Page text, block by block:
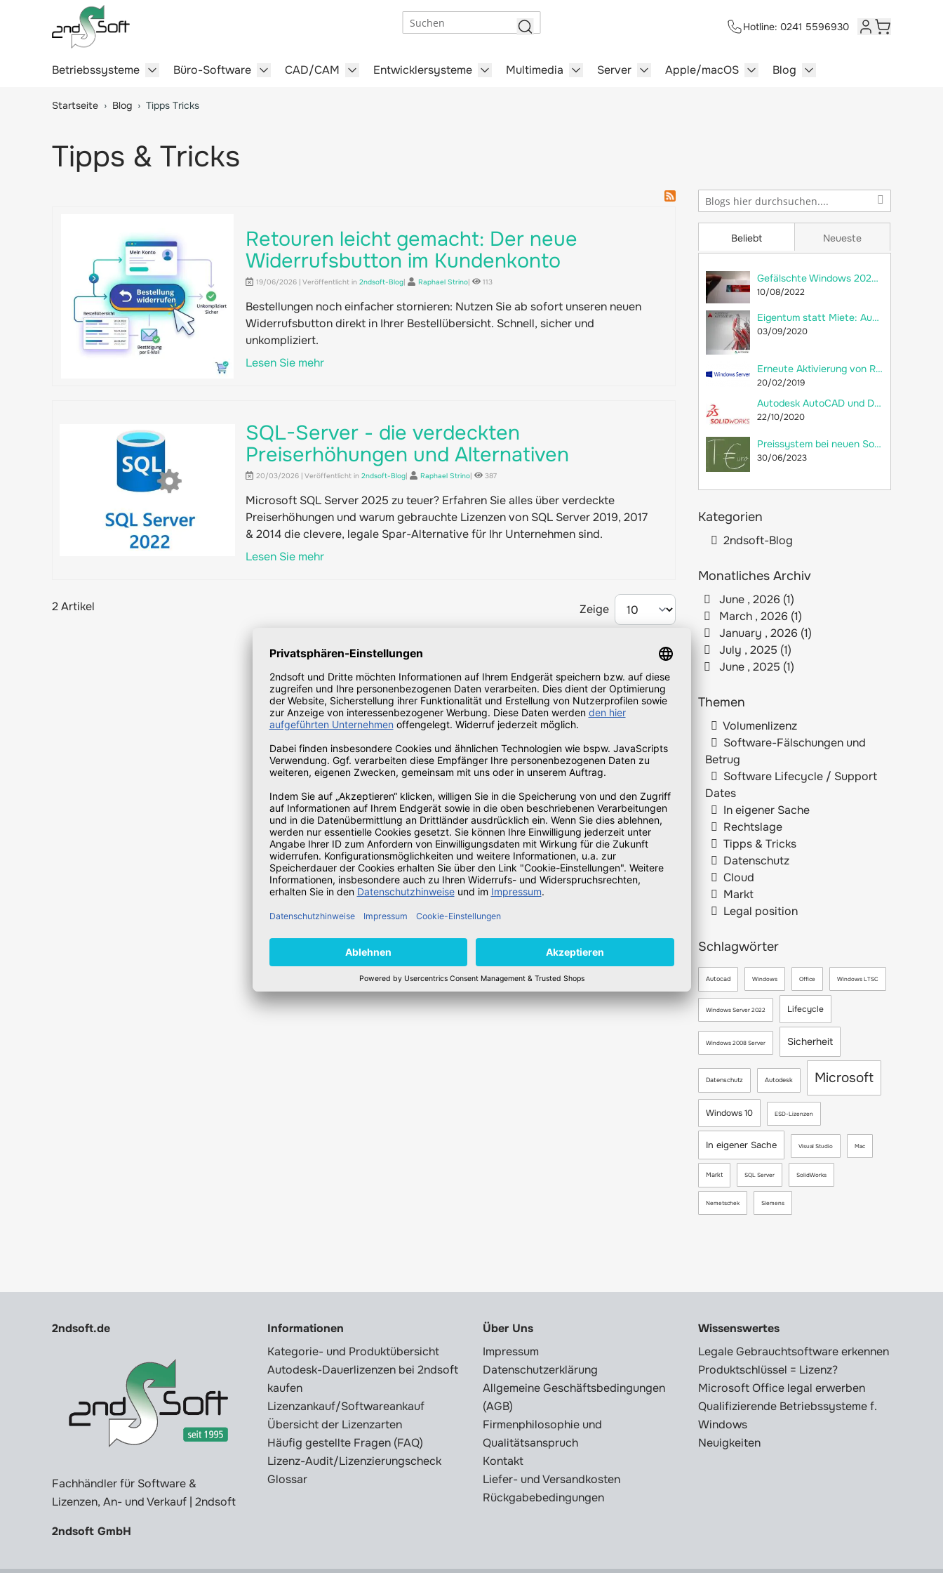
Betriebssysteme
Büro-Software
CAD/CAM
Entwicklersysteme
Multimedia
Server
Apple/macOS
Blog
Hotline: 0241 5596930 Kundenkonto
Warenkorb
Startseite › Blog › Tipps Tricks
Tipps & Tricks
Beliebt
Gefälschte Windows 2022 Server im Umlauf
10/08/2022
Eigentum statt Miete: Autodesk AutoCAD LT 2018 jetzt als Dauerlizenz bei 2ndsoft kaufen!
03/09/2020
Erneute Aktivierung von RDS-CALs und Neuerstellung der Remotedesktop-Lizenzdatenbank
20/02/2019
Autodesk AutoCAD und Dassault Systèmes SolidWorks: Welche Unterschiede gibt es?
22/10/2020
Preissystem bei neuen SolidWorks-Lizenzen: versteckte Preiserhöhung
30/06/2023
Neueste
Kategorien
2ndsoft-Blog
Monatliches Archiv
June , 2026 (1)
March , 2026 (1)
January , 2026 (1)
July , 2025 (1)
June , 2025 (1)
Themen
Volumenlizenz
Software-Fälschungen und
Betrug
Software Lifecycle / Support
Dates
In eigener Sache
Rechtslage
Tipps & Tricks
Datenschutz
Cloud
Markt
Legal position
Schlagwörter
Autocad Windows Office Windows LTSC
Windows Server 2022 Lifecycle
Windows 2008 Server Sicherheit
Datenschutz Autodesk Microsoft
Windows 10 ESD-Lizenzen
In eigener Sache Visual Studio Mac
Markt SQL Server SolidWorks
Nemetschek Siemens
Retouren leicht gemacht: Der neue
Widerrufsbutton im Kundenkonto
19/06/2026 | Veröffentlicht in 2ndsoft-Blog| Raphael Strino| 113
Bestellungen noch einfacher stornieren: Nutzen Sie ab sofort unseren neuen
Widerrufsbutton direkt in Ihrer Bestellübersicht. Schnell, sicher und
unkompliziert.
Lesen Sie mehr
SQL-Server - die verdeckten
Preiserhöhungen und Alternativen
20/03/2026 | Veröffentlicht in 2ndsoft-Blog| Raphael Strino| 387
Microsoft SQL Server 2025 zu teuer? Erfahren Sie alles über verdeckte
Preiserhöhungen und warum gebrauchte Lizenzen von SQL Server 2019, 2017
& 2014 die clevere, legale Spar-Alternative für Ihr Unternehmen sind.
Lesen Sie mehr
2 Artikel Zeige
2ndsoft.de
Fachhändler für Software &
Lizenzen, An- und Verkauf | 2ndsoft
2ndsoft GmbH
Informationen
Kategorie- und Produktübersicht
Autodesk-Dauerlizenzen bei 2ndsoft
kaufen
Lizenzankauf/Softwareankauf
Übersicht der Lizenzarten
Häufig gestellte Fragen (FAQ)
Lizenz-Audit/Lizenzierungscheck
Glossar
Über Uns
Impressum
Datenschutzerklärung
Allgemeine Geschäftsbedingungen
(AGB)
Firmenphilosophie und
Qualitätsanspruch
Kontakt
Liefer- und Versandkosten
Rückgabebedingungen
Wissenswertes
Legale Gebrauchtsoftware erkennen
Produktschlüssel = Lizenz?
Microsoft Office legal erwerben
Qualifizierende Betriebssysteme f.
Windows
Neuigkeiten